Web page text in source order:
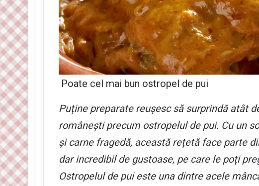
Poate cel mai bun ostropel de pui
Puține preparate reușesc să surprindă atât
românești precum ostropelul de pui. Cu un
și carne fragedă, această rețetă face parte
dar incredibil de gustoase, pe care le poți
Ostropelul de pui este una dintre acele